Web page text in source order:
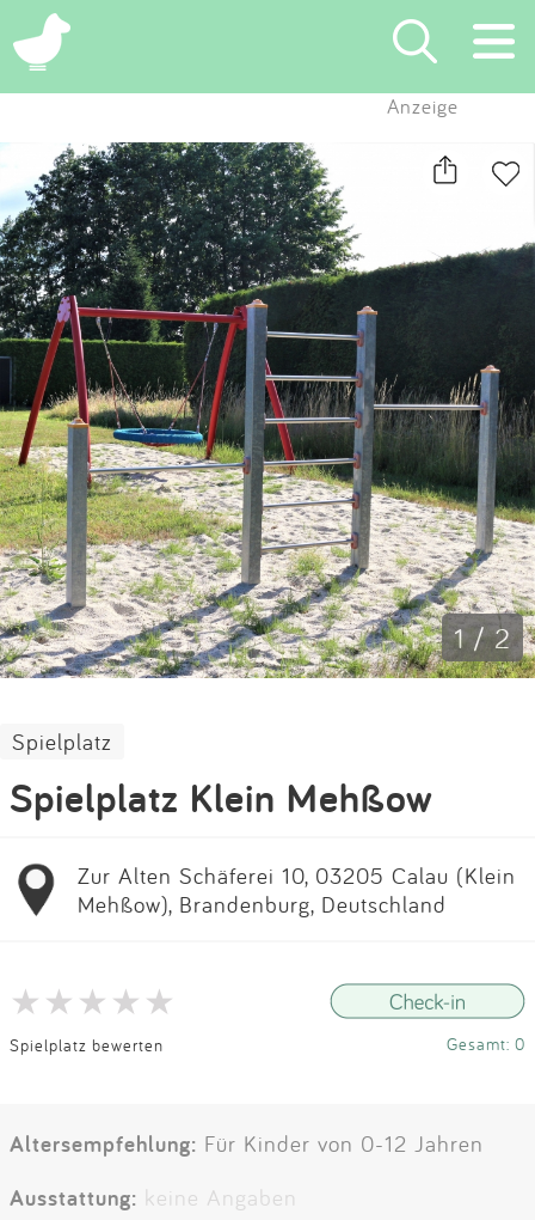
×
Suchen
Eintragen
App
Blog
Partner
Kontakt
Impressum
Anmelden
Anzeige
1 / 2
Spielplatz
Spielplatz Klein Mehßow
Zur Alten Schäferei 10, 03205 Calau (Klein
Mehßow), Brandenburg, Deutschland
Spielplatz bewerten Gesamt: 0
Altersempfehlung: Für Kinder von 0-12 Jahren
Ausstattung: keine Angaben